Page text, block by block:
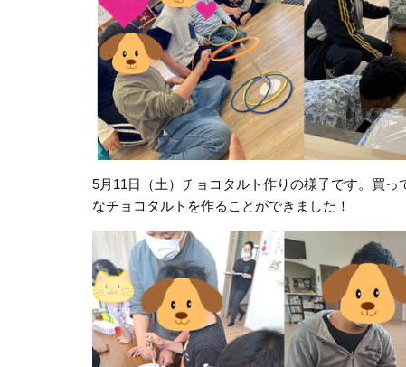
5月 11日（土）チョコタルト作りの様子です。買
なチョコタルトを作ることができました！